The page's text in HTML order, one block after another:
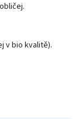
v bio kvalitě).